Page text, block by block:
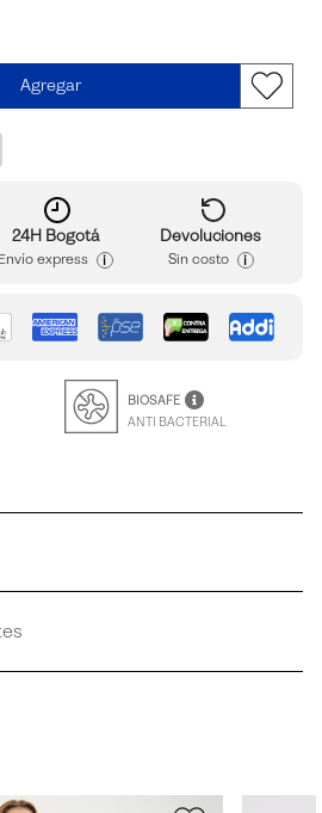
Agregar
24H Bogotá
Envío express i
Devoluciones
Sin costo i
BIOSAFE
ANTI BACTERIAL